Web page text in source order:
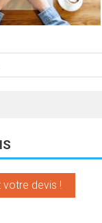
votre devis !